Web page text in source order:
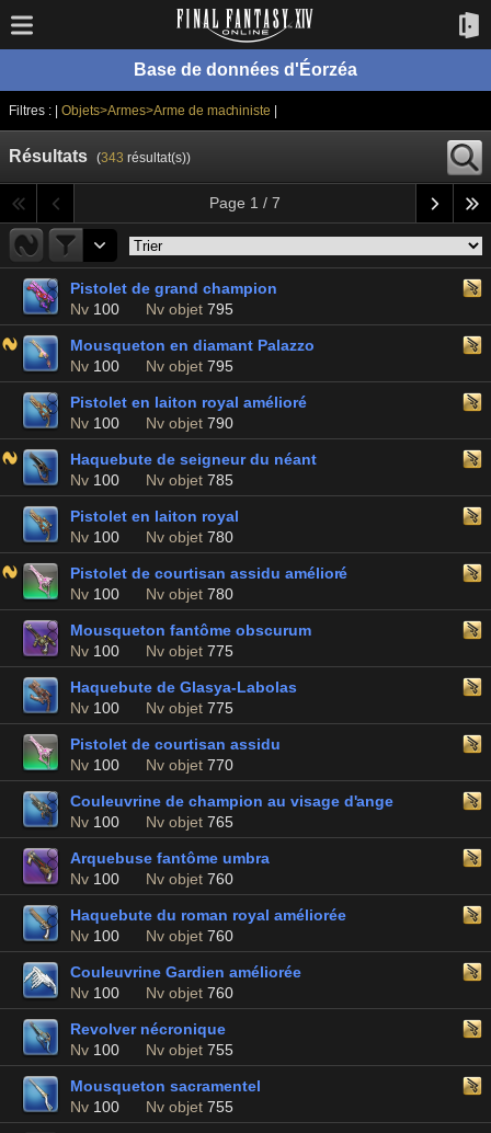
Base de données d'Éorzéa
Filtres : | Objets>Armes>Arme de machiniste
Résultats (343 résultat(s))
Page 1 / 7
Pistolet de grand champion
Nv 100 Nv objet 795
Mousqueton en diamant Palazzo
Nv 100 Nv objet 795
Pistolet en laiton royal amélioré
Nv 100 Nv objet 790
Haquebute de seigneur du néant
Nv 100 Nv objet 785
Pistolet en laiton royal
Nv 100 Nv objet 780
Pistolet de courtisan assidu amélioré
Nv 100 Nv objet 780
Mousqueton fantôme obscurum
Nv 100 Nv objet 775
Haquebute de Glasya-Labolas
Nv 100 Nv objet 775
Pistolet de courtisan assidu
Nv 100 Nv objet 770
Couleuvrine de champion au visage d'ange
Nv 100 Nv objet 765
Arquebuse fantôme umbra
Nv 100 Nv objet 760
Haquebute du roman royal améliorée
Nv 100 Nv objet 760
Couleuvrine Gardien améliorée
Nv 100 Nv objet 760
Revolver nécronique
Nv 100 Nv objet 755
Mousqueton sacramentel
Nv 100 Nv objet 755